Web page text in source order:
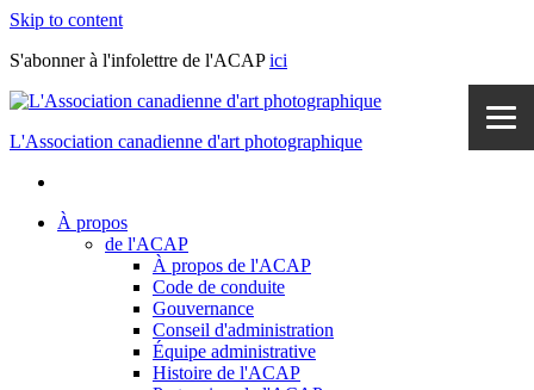
Skip to content
S'abonner à l'infolettre de l'ACAPici
L'Association canadienne d'art photographique
À propos
de l'ACAP
À propos de l'ACAP
Code de conduite
Gouvernance
Conseil d'administration
Équipe administrative
Histoire de l'ACAP